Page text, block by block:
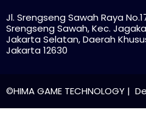
Jl. Srengseng Sawah Raya
Srengseng Sawah, Kec.
Jakarta Selatan, Daerah
Jakarta 12630
©HIMA GAME TECHNOLOGY |